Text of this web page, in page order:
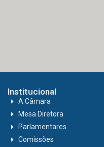
Institucional
A Câmara
Mesa Diretora
Parlamentares
Comissões